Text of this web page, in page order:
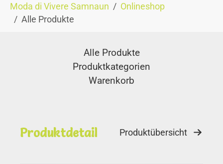
Moda di Vivere Samnaun
Onlineshop
Alle Produkte
Alle Produkte
Produktkategorien
Warenkorb
Produktdetail Produktübersicht